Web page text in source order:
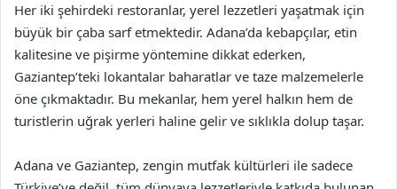
Her iki şehirdeki restoranlar, yerel lezzetleri yaşatmak için
büyük bir çaba sarf etmektedir. Adana’da kebapçılar, etin
kalitesine ve pişirme yöntemine dikkat ederken,
Gaziantep’teki lokantalar baharatlar ve taze malzemelerle
öne çıkmaktadır. Bu mekanlar, hem yerel halkın hem de
turistlerin uğrak yerleri haline gelir ve sıklıkla dolup taşar.
Adana ve Gaziantep, zengin mutfak kültürleri ile sadece